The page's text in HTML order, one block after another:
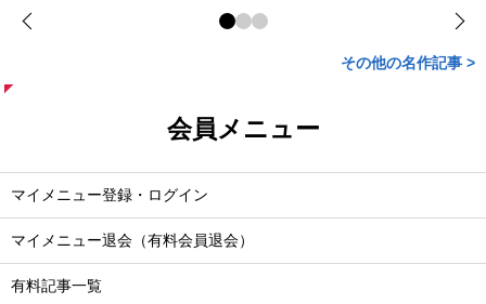
その他の名作記事 >
会員メニュー
マイメニュー登録・ログイン
マイメニュー退会（有料会員退会）
有料記事一覧